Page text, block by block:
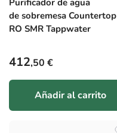
Purificador de agua
de sobremesa Countertop
RO SMR Tappwater
Precio habitual
412,50 €
Añadir al carrito